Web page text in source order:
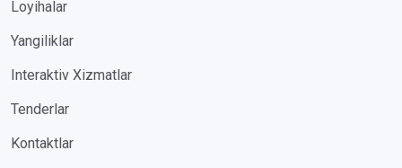
Loyihalar
Yangiliklar
Interaktiv Xizmatlar
Tenderlar
Kontaktlar